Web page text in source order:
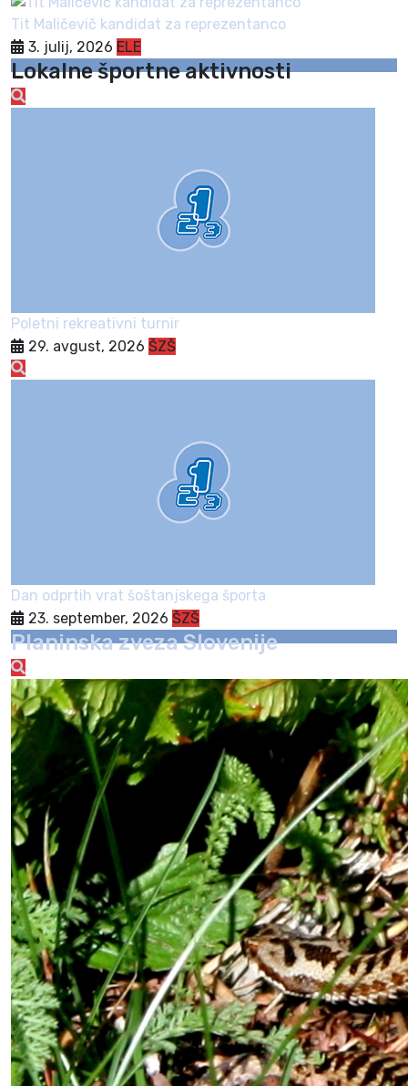
Tit Maličevič kandidat za reprezentanco
3. julij, 2026 ELE
Lokalne športne aktivnosti
Poletni rekreativni turnir
29. avgust, 2026 ŠZŠ
Dan odprtih vrat šoštanjskega športa
23. september, 2026 ŠZŠ
Planinska zveza Slovenije